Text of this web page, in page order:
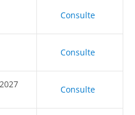
Consulte
Consulte
Consulte